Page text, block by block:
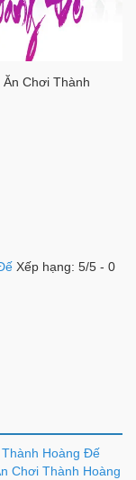
Chơi Thành
Xếp hạng: 5/5 - 0
Hoàng Đế
Chơi Thành Hoàng